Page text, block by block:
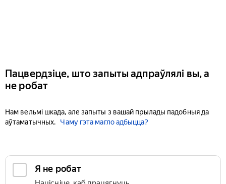
Пацвердзіце, што запыты адпраўлялі вы, а
не робат
Нам вельмі шкада, але запыты з вашай прылады падобныя да
аўтаматычных.
Чаму гэта магло адбыцца?
Я не робат